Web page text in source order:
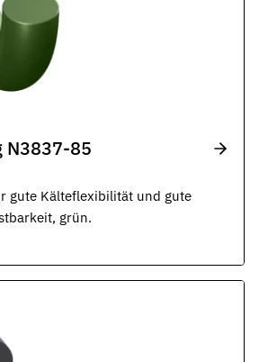
N3837-85
gute Kälteflexibilität und gute
grün.